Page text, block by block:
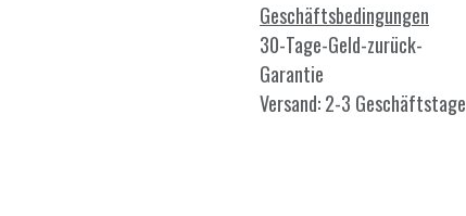
Geschäftsbedingungen
30-Tage-Geld-zurück-
Garantie
Versand: 2-3 Geschäftstage